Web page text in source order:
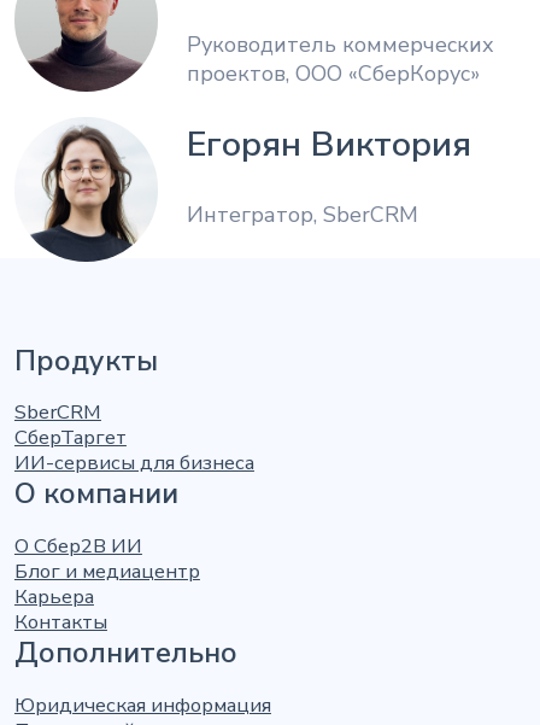
Руководитель коммерческих
проектов, ООО «СберКорус»
Егорян Виктория
Интегратор, SberCRM
Продукты
SberCRM
СберТаргет
ИИ-сервисы для бизнеса
О компании
О Сбер2В ИИ
Блог и медиацентр
Карьера
Контакты
Дополнительно
Юридическая информация